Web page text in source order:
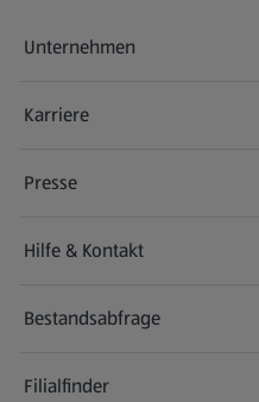
Unternehmen
Karriere
(öffnet in einem neuen Tab)
Presse
Hilfe & Kontakt
(öffnet in einem neuen Tab)
Bestandsabfrage
(öffnet in einem neuen Tab)
Filialfinder